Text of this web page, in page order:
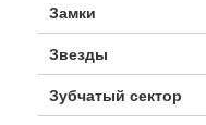
Замки
Звезды
Зубчатый сектор